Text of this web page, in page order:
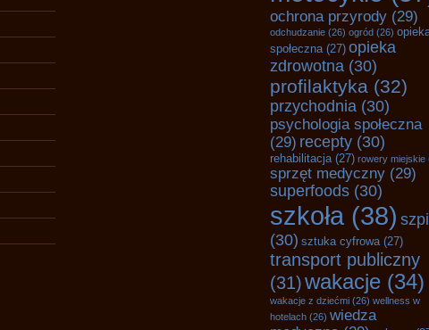
ochrona przyrody (29)
odchudzanie (26) ogród (26)
społeczna(27) opieka
zdrowotna (30)
profilaktyka (32)
przychodnia (30)
psychologia społeczna
(29) recepty (30)
rehabilitacja(27) rowery miejskie
sprzęt medyczny (29)
superfoods (30)
szkoła (38)
(30) sztuka cyfrowa(27)
transport publiczny
(31)wakacje (34)
wakacje z dziećmi (26) wellness w
hotelach (26) wiedza